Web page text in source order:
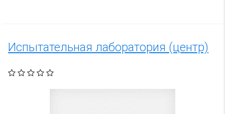
Испытательная лаборатория (центр)